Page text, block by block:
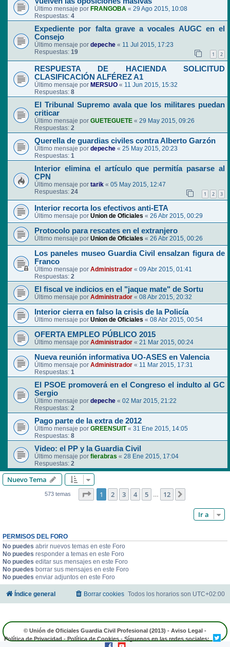
Último mensaje por FRANGOBA « 29 Ago 2015, 10:08
Respuestas: 4
Expediente por falta grave a vocales AUGC en el
Consejo
Último mensaje por depeche « 11 Jul 2015, 17:23
Respuestas: 19 1 2
RESPUESTA DE HACIENDA SOLICITUD
CLASIFICACIÓN ALFÉREZ A1
Último mensaje por MERSUO « 11 Jun 2015, 15:32
Respuestas: 8
El Tribunal Supremo avala que los militares puedan
criticar
Último mensaje por GUETEGUETE « 29 May 2015, 09:26
Respuestas: 2
Querella de guardias civiles contra Alberto Garzón
Último mensaje por depeche « 25 May 2015, 20:23
Respuestas: 1
Interior elimina el artículo que permitía pasarse al
CPN
Último mensaje por tarik « 05 May 2015, 12:47
Respuestas: 24 1 2 3
Interior recorta los efectivos anti-ETA
Último mensaje por Union de Oficiales « 26 Abr 2015, 00:29
Protocolo para rescates en el extranjero
Último mensaje por Union de Oficiales « 26 Abr 2015, 00:26
Los paneles museo Guardia Civil ensalzan figura de
Franco
Último mensaje por Administrador « 09 Abr 2015, 01:41
Respuestas: 2
El fiscal ve indicios en el "jaque mate" de Sortu
Último mensaje por Administrador « 08 Abr 2015, 20:32
Interior cierra en falso la crisis de la Policía
Último mensaje por Union de Oficiales « 08 Abr 2015, 00:54
OFERTA EMPLEO PÚBLICO 2015
Último mensaje por Administrador « 21 Mar 2015, 00:24
Nueva reunión informativa UO-ASES en Valencia
Último mensaje por Administrador « 11 Mar 2015, 17:31
Respuestas: 1
El PSOE promoverá en el Congreso el indulto al GC
Sergio
Último mensaje por depeche « 02 Mar 2015, 21:22
Respuestas: 2
Pago parte de la extra de 2012
Último mensaje por GREENSUIT« 31 Ene 2015, 14:05
Respuestas: 8
Video: el PP y la Guardia Civil
Último mensaje por fierabras « 28 Ene 2015, 17:04
Respuestas: 2
Nuevo Tema
573 temas Página de 12
1 2 3 4 5 … 12
Ir a
PERMISOS DEL FORO
No puedes abrir nuevos temas en este Foro
No puedes responder a temas en este Foro
No puedes editar sus mensajes en este Foro
No puedes borrar sus mensajes en este Foro
No puedes enviar adjuntos en este Foro
Índice general Todos los horarios son UTC+02:00
Borrar cookies
© Unión de Oficiales Guardia Civil Profesional (2013) - Aviso Legal -
Política de Privacidad-Política de Cookies- Síguenos en las redes sociales: